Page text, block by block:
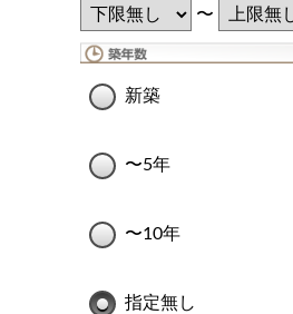
〜
新築
〜5年
〜10年
指定無し